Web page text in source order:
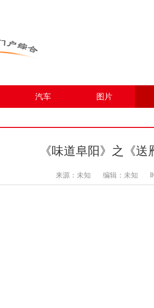
汽车 图片
《味道阜阳》之《送
来源：未知 编辑：未知